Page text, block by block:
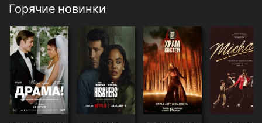
Горячие новинки